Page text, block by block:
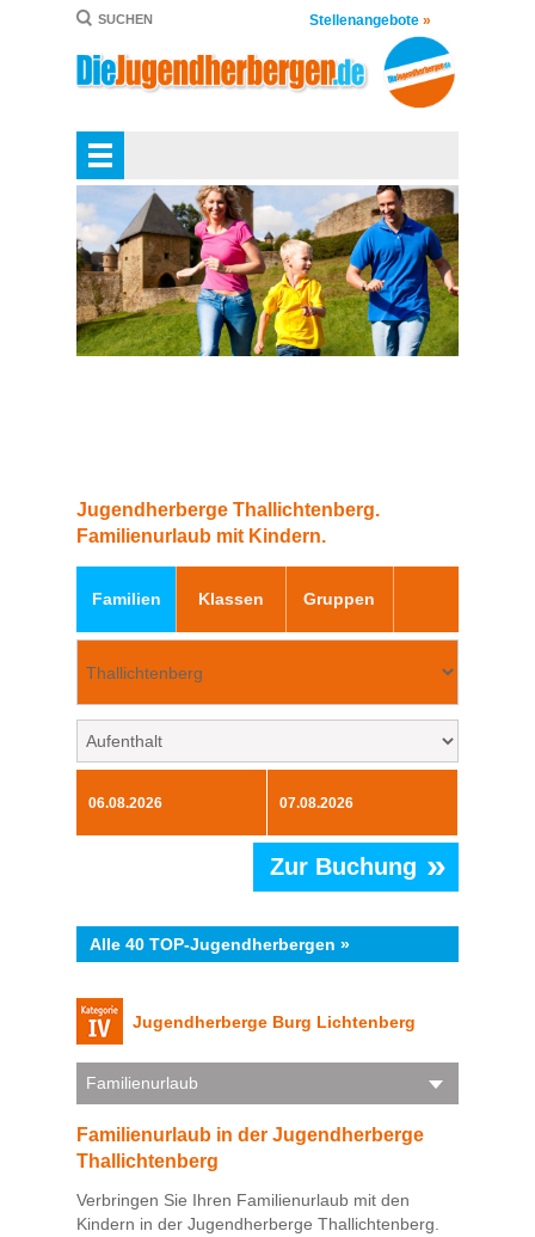
SUCHEN Stellenangebote »
Jugendherberge Thallichtenberg.
Familienurlaub mit Kindern.
Familien Klassen Gruppen
Zur Buchung »
Alle 40 TOP-Jugendherbergen »
Jugendherberge Burg Lichtenberg
Familienurlaub
Familienurlaub in der Jugendherberge
Thallichtenberg
Verbringen Sie Ihren Familienurlaub mit den
Kindern in der Jugendherberge Thallichtenberg.